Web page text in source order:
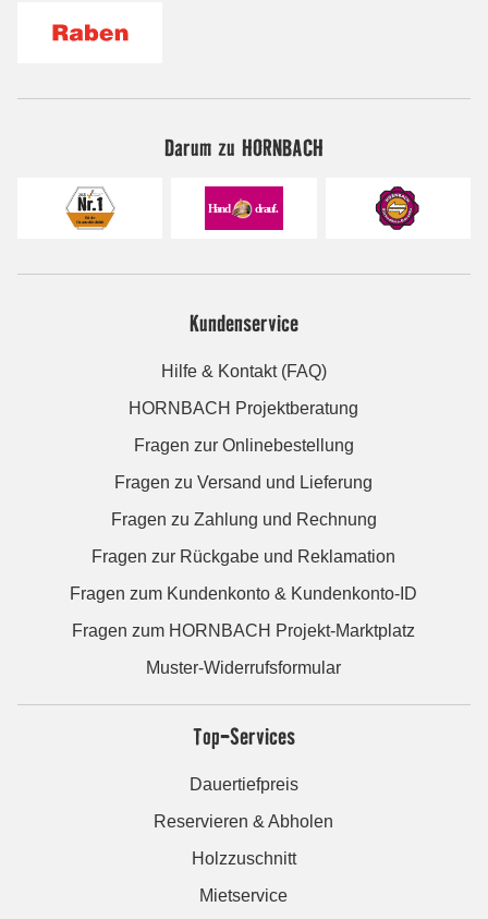
Darum zu HORNBACH
Kundenservice
Hilfe & Kontakt (FAQ)
HORNBACH Projektberatung
Fragen zur Onlinebestellung
Fragen zu Versand und Lieferung
Fragen zu Zahlung und Rechnung
Fragen zur Rückgabe und Reklamation
Fragen zum Kundenkonto & Kundenkonto-ID
Fragen zum HORNBACH Projekt-Marktplatz
Muster-Widerrufsformular
Top-Services
Dauertiefpreis
Reservieren & Abholen
Holzzuschnitt
Mietservice